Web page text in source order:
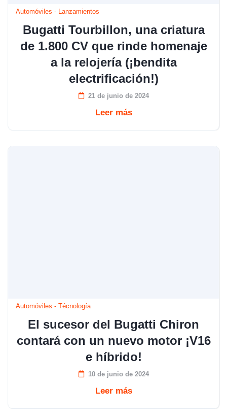
Automóviles - Lanzamientos
Bugatti Tourbillon, una criatura
de 1.800 CV que rinde homenaje
a la relojería (¡bendita
electrificación!)
21 de junio de 2024
Leer más
Automóviles - Técnología
El sucesor del Bugatti Chiron
contará con un nuevo motor ¡V16
e híbrido!
10 de junio de 2024
Leer más